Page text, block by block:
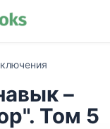
–
Том 5